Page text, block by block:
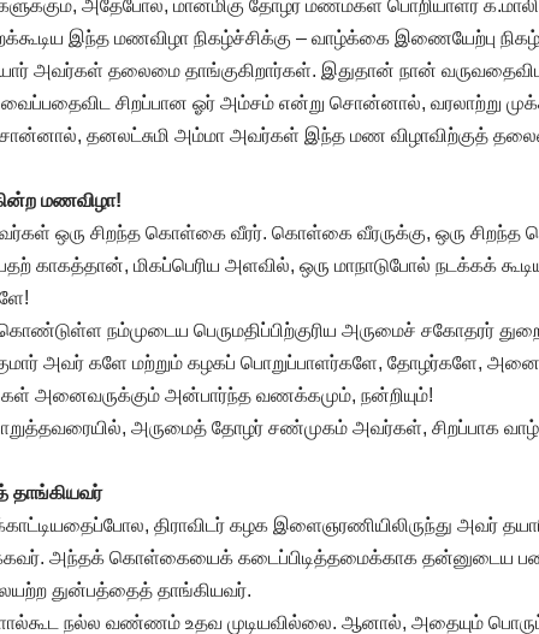
அதேபோல, மானமிகு தோழர் மணமகள் பொறியாளர்
இந்த மணவிழா நிகழ்ச்சிக்கு – வாழ்க்கை இணையேற்பு
அவர்கள் தலைமை தாங்குகிறார்கள். இதுதான் நான்
சிறப்பான ஓர் அம்சம் என்று சொன்னால், வரலாற்று
தனலட்சுமி அம்மா அவர்கள் இந்த மண விழாவிற்குத்
மணவிழா!
ஒரு சிறந்த கொள்கை வீரர். கொள்கை வீரருக்கு, ஒரு
காகத்தான், மிகப்பெரிய அளவில், ஒரு மாநாடுபோல் நடக்கக்
நம்முடைய பெருமதிப்பிற்குரிய அருமைச் சகோதரர்
அவர் களே மற்றும் கழகப் பொறுப்பாளர்களே, தோழர்களே,
அனைவருக்கும் அன்பார்ந்த வணக்கமும், நன்றியும்!
அருமைத் தோழர் சண்முகம் அவர்கள், சிறப்பாக
தாங்கியவர்
திராவிடர் கழக இளைஞரணியிலிருந்து அவர்
அந்தக் கொள்கையைக் கடைப்பிடித்தமைக்காக தன்னுடைய
துன்பத்தைத் தாங்கியவர்.
நல்ல வண்ணம் உதவ முடியவில்லை. ஆனால், அதையும் பொருட்